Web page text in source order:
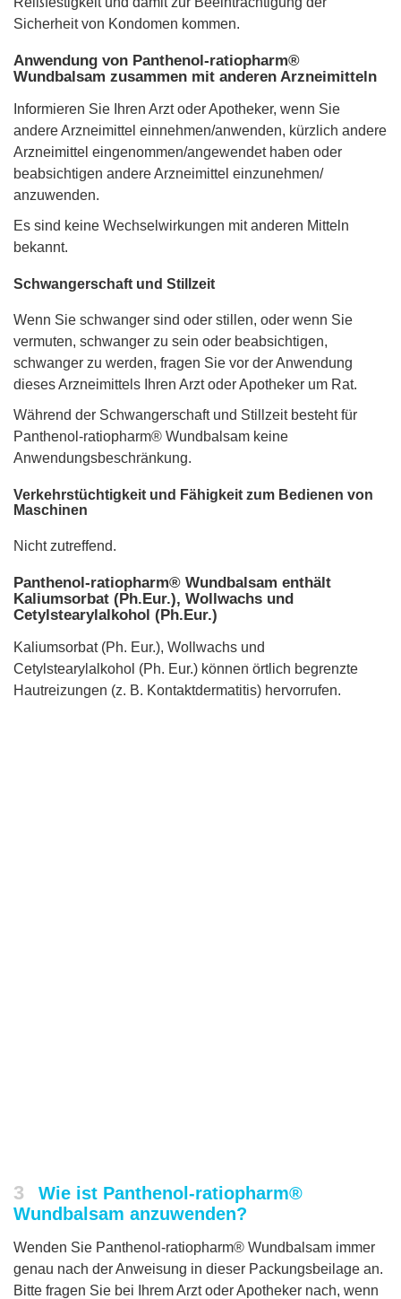
Sicherheit von Kondomen kommen.
Anwendung von Panthenol-ratiopharm®
Wundbalsam zusammen mit anderen Arzneimitteln
Informieren Sie Ihren Arzt oder Apotheker, wenn Sie
andere Arzneimittel einnehmen/anwenden, kürzlich andere
Arzneimittel eingenommen/angewendet haben oder
beabsichtigen andere Arzneimittel einzunehmen/
anzuwenden.
Es sind keine Wechselwirkungen mit anderen Mitteln
bekannt.
Schwangerschaft und Stillzeit
Wenn Sie schwanger sind oder stillen, oder wenn Sie
vermuten, schwanger zu sein oder beabsichtigen,
schwanger zu werden, fragen Sie vor der Anwendung
dieses Arzneimittels Ihren Arzt oder Apotheker um Rat.
Während der Schwangerschaft und Stillzeit besteht für
Panthenol-ratiopharm® Wundbalsam keine
Anwendungsbeschränkung.
Verkehrstüchtigkeit und Fähigkeit zum Bedienen von
Maschinen
Nicht zutreffend.
Panthenol-ratiopharm® Wundbalsam enthält
Kaliumsorbat (Ph.Eur.), Wollwachs und
Cetylstearylalkohol (Ph.Eur.)
Kaliumsorbat (Ph. Eur.), Wollwachs und
Cetylstearylalkohol (Ph. Eur.) können örtlich begrenzte
Hautreizungen (z. B. Kontaktdermatitis) hervorrufen.
3
Wie ist Panthenol-ratiopharm®
Wundbalsam anzuwenden?
Wenden Sie Panthenol-ratiopharm® Wundbalsam immer
genau nach der Anweisung in dieser Packungsbeilage an.
Bitte fragen Sie bei Ihrem Arzt oder Apotheker nach, wenn